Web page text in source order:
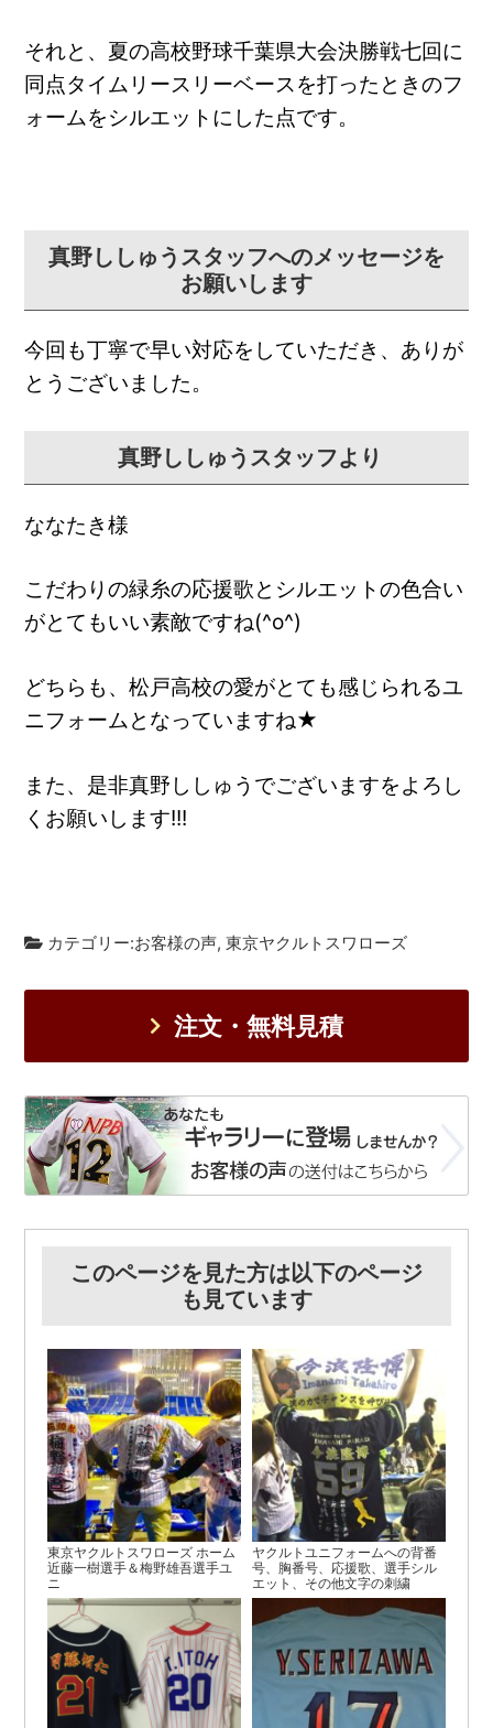
それと、 夏の高校野球千葉県大会決勝戦七回に
同点タイムリースリーベースを打ったときのフ
ォームをシルエットにした点です。
真野ししゅうスタッフへのメッセージを
お願いします
今回も丁寧で早い対応をしていただき、ありが
とうございました。
真野ししゅうスタッフより
ななたき様
こだわりの緑糸の応援歌とシルエットの色合い
がとてもいい素敵ですね(^o^)
どちらも、松戸高校の愛がとても感じられるユ
ニフォームとなっていますね★
また、是非真野ししゅうでございますをよろし
くお願いします!!!
カテゴリー:お客様の声,東京ヤクルトスワローズ
注文・無料見積
このページを見た方は以下のページ
も見ています
東京ヤクルトスワローズ ホーム
近藤一樹選手＆梅野雄吾選手ユ
ニ
ヤクルトユニフォームへの背番
号、胸番号、応援歌、選手シル
エット、その他文字の刺繍